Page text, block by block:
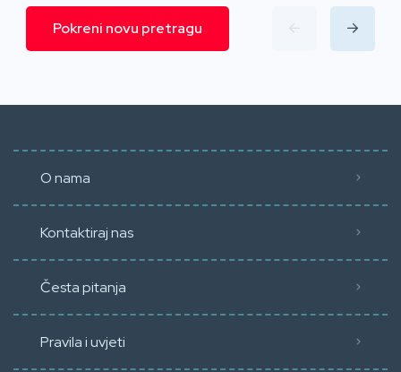
Pokreni novu pretragu
O nama
Kontaktiraj nas
Česta pitanja
Pravila i uvjeti